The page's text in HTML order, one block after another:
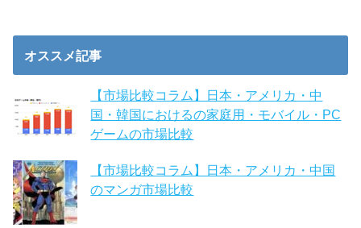
オススメ記事
【市場比較コラム】日本・アメリカ・中
国・韓国におけるの家庭用・モバイル・PC
ゲームの市場比較
【市場比較コラム】日本・アメリカ・中国
のマンガ市場比較